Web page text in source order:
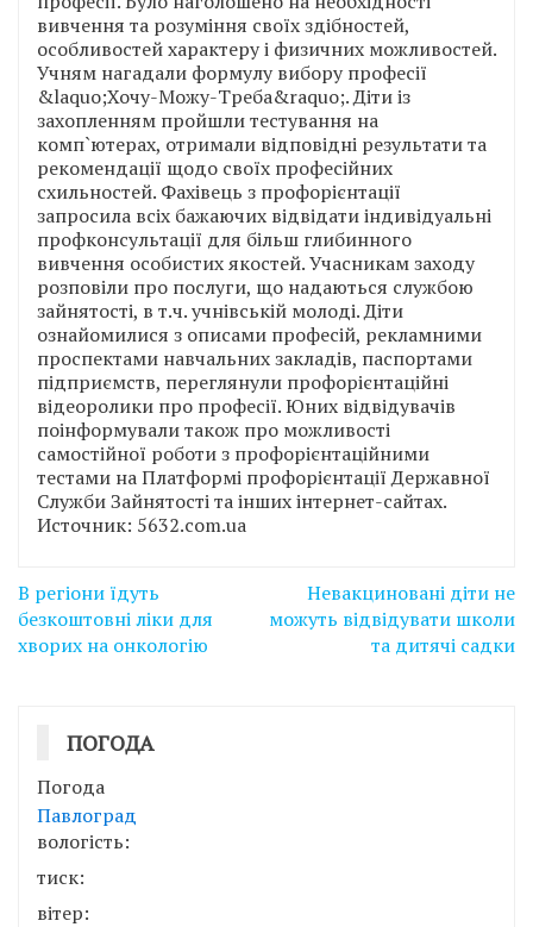
вивчення та розуміння своїх здібностей,
особливостей характеру і физичних можливостей.
Учням нагадали формулу вибору професії
&laquo;Хочу-Можу-Треба&raquo;. Діти із
захопленням пройшли тестування на
комп`ютерах, отримали відповідні результати та
рекомендації щодо своїх професійних
схильностей. Фахівець з профорієнтації
запросила всіх бажаючих відвідати індивідуальні
профконсультації для більш глибинного
вивчення особистих якостей. Учасникам заходу
розповіли про послуги, що надаються службою
зайнятості, в т.ч. учнівській молоді. Діти
ознайомилися з описами професій, рекламними
проспектами навчальних закладів, паспортами
підприємств, переглянули профорієнтаційні
відеоролики про професії. Юних відвідувачів
поінформували також про можливості
самостійної роботи з профорієнтаційними
тестами на Платформі профорієнтації Державної
Служби Зайнятості та інших інтернет-сайтах.
Источник: 5632.com.ua
Навігація
записів
В регіони їдуть
безкоштовні ліки для
хворих на онкологію
Невакциновані діти не
можуть відвідувати школи
та дитячі садки
ПОГОДА
Погода
Павлоград
вологість:
тиск:
вітер: